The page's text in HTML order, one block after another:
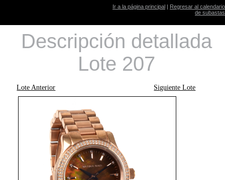
Ir a la página principal | Regresar al calendario
de subastas
Descripción detallada
Lote 207
Lote Anterior Siguiente Lote